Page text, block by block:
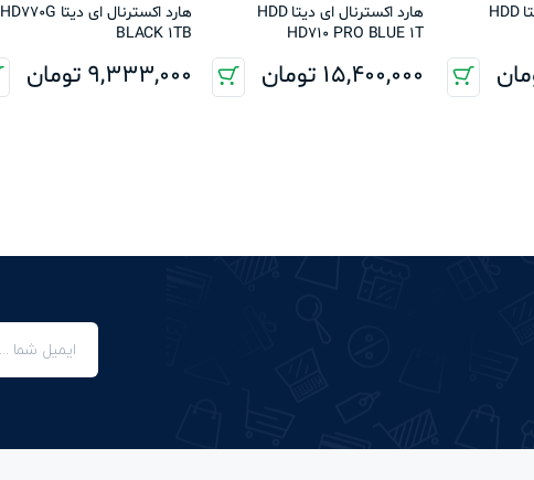
هارد اکسترنال ای دیتا HDD
هارد اکسترنال ای دیتا HDD
HD710 PRO BLUE 1T
15,400,000 تومان
هارد اکسترنال ای دیتا HD770G
BLACK 1TB
9,333,000 تومان